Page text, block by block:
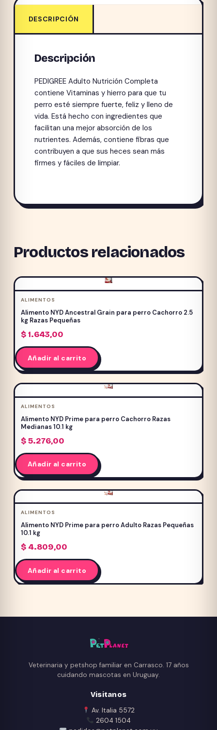
DESCRIPCIÓN
Descripción
PEDIGREE Adulto Nutrición Completa
contiene Vitaminas y hierro para que tu
perro esté siempre fuerte, feliz y lleno de
vida. Está hecho con ingredientes que
facilitan una mejor absorción de los
nutrientes. Además, contiene fibras que
contribuyen a que sus heces sean más
firmes y fáciles de limpiar.
Productos relacionados
ALIMENTOS
Alimento NYD Ancestral Grain para perro Cachorro 2.5
kg Razas Pequeñas
$1.643,00
Añadir al carrito
ALIMENTOS
Alimento NYD Prime para perro Cachorro Razas
Medianas 10.1 kg
$5.276,00
Añadir al carrito
ALIMENTOS
Alimento NYD Prime para perro Adulto Razas Pequeñas
10.1 kg
$4.809,00
Añadir al carrito
Veterinaria y petshop familiar en Carrasco. 17 años
cuidando mascotas en Uruguay.
Visitanos
Av. Italia 5572
2604 1504